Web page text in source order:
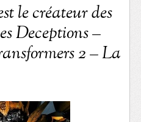
le créateur des
Deceptions –
2 – La